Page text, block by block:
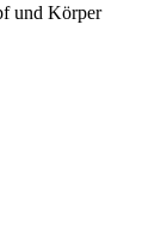
und Körper